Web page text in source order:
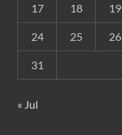
17 18 19
24 25 26
31
« Jul